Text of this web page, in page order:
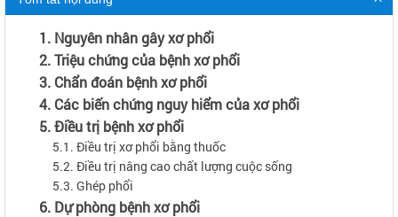
1. Nguyên nhân gây xơ phổi
2. Triệu chứng của bệnh xơ phổi
3. Chẩn đoán bệnh xơ phổi
4. Các biến chứng nguy hiểm của xơ phổi
5. Điều trị bệnh xơ phổi
5.1. Điều trị xơ phổi bằng thuốc
5.2. Điều trị nâng cao chất lượng cuộc sống
5.3. Ghép phổi
6. Dự phòng bệnh xơ phổi